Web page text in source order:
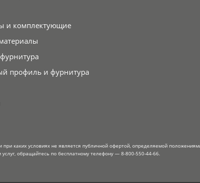
и комплектующие
профиль и фурнитура
каких условиях не является публичной офертой, определяемой
обращайтесь по бесплатному телефону — 8-800-550-44-66.